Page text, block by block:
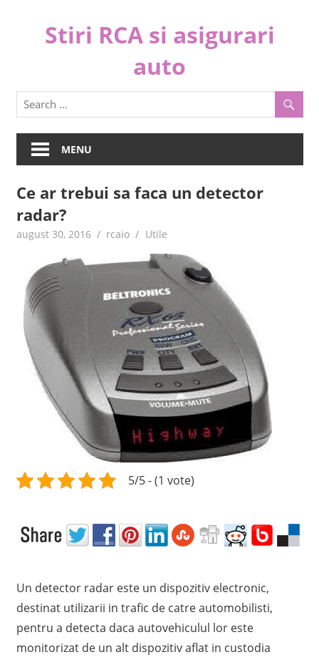
Stiri RCA si asigurari
auto
C
o
a
a
s
i
e
g
e
c
e
e
t
n
u
R
C
MENU
Ce ar trebui sa faca un detector
radar?
august 30, 2016 rcaio Utile
5/5 - (1 vote)
Un detector radar este un dispozitiv electronic,
destinat utilizarii in trafic de catre automobilisti,
pentru a detecta daca autovehiculul lor este
monitorizat de un alt dispozitiv aflat in custodia